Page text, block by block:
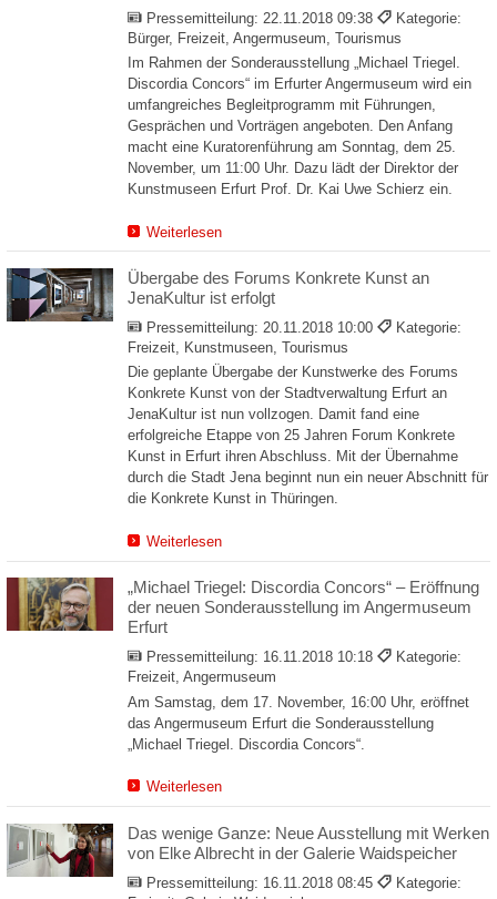
Pressemitteilung: 22.11.2018 09:38
Kategorie:
Bürger, Freizeit, Angermuseum, Tourismus
Im Rahmen der Sonderausstellung „Michael Triegel.
Discordia Concors“ im Erfurter Angermuseum wird ein
umfangreiches Begleitprogramm mit Führungen,
Gesprächen und Vorträgen angeboten. Den Anfang
macht eine Kuratorenführung am Sonntag, dem 25.
November, um 11:00 Uhr. Dazu lädt der Direktor der
Kunstmuseen Erfurt Prof. Dr. Kai Uwe Schierz ein.
Weiterlesen
Übergabe des Forums Konkrete Kunst an
JenaKultur ist erfolgt
Pressemitteilung: 20.11.2018 10:00
Kategorie:
Freizeit, Kunstmuseen, Tourismus
Die geplante Übergabe der Kunstwerke des Forums
Konkrete Kunst von der Stadtverwaltung Erfurt an
JenaKultur ist nun vollzogen. Damit fand eine
erfolgreiche Etappe von 25 Jahren Forum Konkrete
Kunst in Erfurt ihren Abschluss. Mit der Übernahme
durch die Stadt Jena beginnt nun ein neuer Abschnitt für
die Konkrete Kunst in Thüringen.
Weiterlesen
„Michael Triegel: Discordia Concors“ – Eröffnung
der neuen Sonderausstellung im Angermuseum
Erfurt
Pressemitteilung: 16.11.2018 10:18
Kategorie:
Freizeit, Angermuseum
Am Samstag, dem 17. November, 16:00 Uhr, eröffnet
das Angermuseum Erfurt die Sonderausstellung
„Michael Triegel. Discordia Concors“.
Weiterlesen
Das wenige Ganze: Neue Ausstellung mit Werken
von Elke Albrecht in der Galerie Waidspeicher
Pressemitteilung: 16.11.2018 08:45
Kategorie: